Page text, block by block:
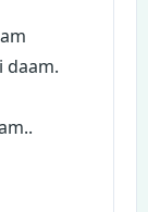
daam.